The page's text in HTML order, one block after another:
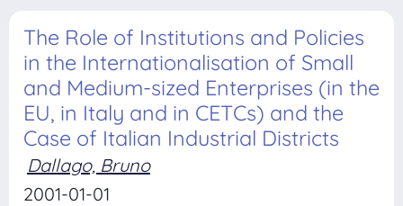
The Role of Institutions and Policies
in the Internationalisation of Small
and Medium-sized Enterprises (in the
EU, in Italy and in CETCs) and the
Case of Italian Industrial Districts
Dallago, Bruno
2001-01-01